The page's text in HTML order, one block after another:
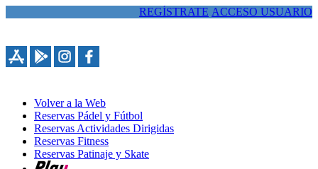
REGÍSTRATE ACCESO USUARIO
Volver a la Web
Reservas Pádel y Fútbol
Reservas Actividades Dirigidas
Reservas Fitness
Reservas Patinaje y Skate